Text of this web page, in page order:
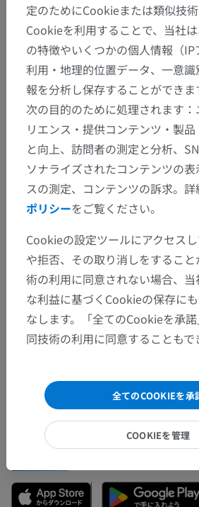
一般解剖学> 一般用語> 縦
下位構造： この解剖学的部位には
せん
人体解剖学1
動物の比較解剖学
翻訳
間違いを発見しましたか？
修正や翻訳、内容の改善の提案が
問題を報告
定のためにCookieまたは類似技術
Cookieを利用することで、当社
の特徴やいくつかの個人情報（IP
利用・地理的位置データ、一意
報を分析し保存することができ
次の目的のために処理されます
リエンス・提供コンテンツ・製
と向上、訪問者の測定と分析、
ソナライズされたコンテンツの
スの測定、コンテンツの訴求。詳
ポリシーをご覧ください。
Cookieの設定ツールにアクセス
や拒否、その取り消しをするこ
術の利用に同意されない場合、
な利益に基づくCookieの保存に
なします。「全てのCookieを承
同技術の利用に同意することもで
全てのCOOKIEを承
COOKIEを管理